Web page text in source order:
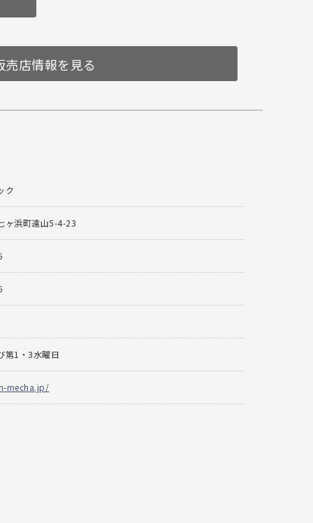
売店情報を見る
ク
ヶ浜町遠山5-4-23
第1・3水曜日
mecha.jp/